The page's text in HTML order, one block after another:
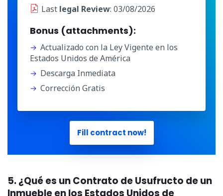
Last legal Review: 03/08/2026
Bonus (attachments):
Actualizado con la Ley Vigente en los
Estados Unidos de América
Descarga Inmediata
Corrección Gratis
Fill contract now!
5. ¿Qué es un Contrato de Usufructo de un
Inmueble en los Estados Unidos de